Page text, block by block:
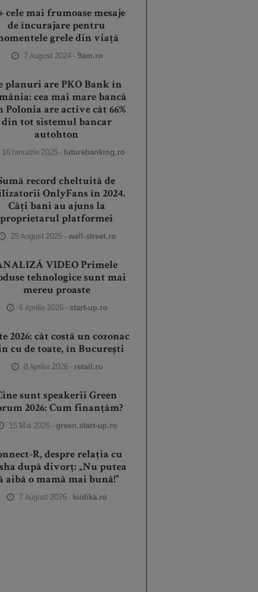
cele mai frumoase mesaje
de încurajare pentru
grele din viață
7 August 2024 -9am.ro
planuri are PKO Bank în
cea mai mare bancă
Polonia are active cât 66%
din tot sistemul bancar
autohton
16 Ianuarie 2025 -futurebanking.ro
record cheltuită de
OnlyFans în 2024.
Câți bani au ajuns la
proprietarul platformei
25 August 2025 -wall-street.ro
VIDEO Primele
tehnologice sunt mai
mereu proaste
6 Aprilie 2026 - start-up.ro
2026: cât costă un cozonac
cu de toate, în București
8 Aprilie 2026 - retail.ro
sunt speakerii Green
2026: Cum finanțăm?
15 Mai 2026 - green.start-up.ro
R, despre relația cu
după divorț: „Nu putea
aibă o mamă mai bună!”
7 August 2026 - kudika.ro